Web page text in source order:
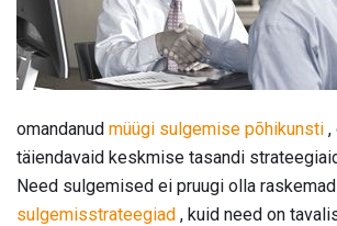
omandanud müügi sulgemise põhikunsti ,
täiendavaid keskmise tasandi
Need sulgemised ei pruugi olla
sulgemisstrateegiad , kuid need on